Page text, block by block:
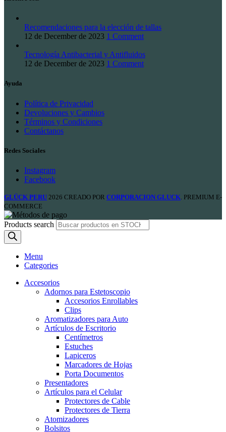
Recomendaciones para la elección de tallas
12 de December de 2023 1 Comment
Tecnología Antibacterial y Antifluidos
12 de December de 2023 1 Comment
Ayuda
Política de Privacidad
Devoluciones y Cambios
Términos y Condiciones
Contáctanos
Redes Sociales
Instagram
Facebook
GLÜCK PERU 2026 CREADO POR CORPORACION GLUCK . PREMIUM E-
COMMERCE
Products search
Menu
Categories
Accesorios
Adornos para Estetoscopio
Accesorios Enrollables
Clips
Aromatizadores para Auto
Artículos de Escritorio
Centímetros
Estuches
Lapiceros
Marcadores de Hojas
Porta Documentos
Presentadores
Artículos para el Celular
Protectores de Cable
Protectores de Tierra
Atomizadores
Bolsitos